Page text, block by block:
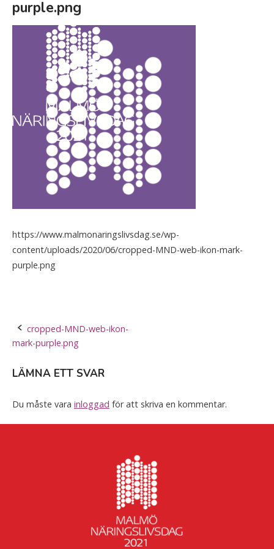
Skip
Home
purple.png
https://www.malmonaringslivsdag.se/wp-
content/uploads/2020/06/cropped-MND-web-ikon-mark-
purple.png
Post
cropped-MND-web-ikon-
mark-purple.png
LÄMNA ETT SVAR
Du måste vara inloggad för att skriva en kommentar.